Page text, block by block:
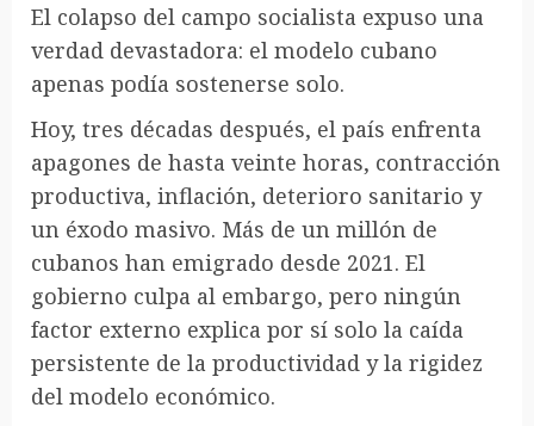
El colapso del campo socialista expuso una
verdad devastadora: el modelo cubano
apenas podía sostenerse solo.
Hoy, tres décadas después, el país enfrenta
apagones de hasta veinte horas, contracción
productiva, inflación, deterioro sanitario y
un éxodo masivo. Más de un millón de
cubanos han emigrado desde 2021. El
gobierno culpa al embargo, pero ningún
factor externo explica por sí solo la caída
persistente de la productividad y la rigidez
del modelo económico.